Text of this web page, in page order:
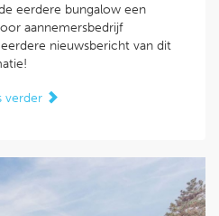
eerdere bungalow een
aannemersbedrijf
nieuwsbericht van dit
verder